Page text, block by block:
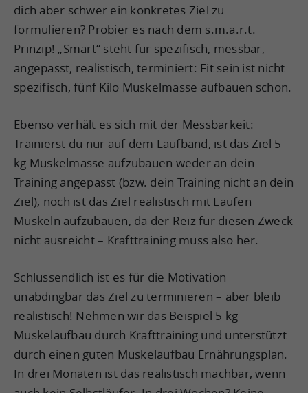
dich aber schwer ein konkretes Ziel zu
formulieren? Probier es nach dem s.m.a.r.t.
Prinzip! „Smart“ steht für spezifisch, messbar,
angepasst, realistisch, terminiert: Fit sein ist nicht
spezifisch, fünf Kilo Muskelmasse aufbauen schon.
Ebenso verhält es sich mit der Messbarkeit:
Trainierst du nur auf dem Laufband, ist das Ziel 5
kg Muskelmasse aufzubauen weder an dein
Training angepasst (bzw. dein Training nicht an dein
Ziel), noch ist das Ziel realistisch mit Laufen
Muskeln aufzubauen, da der Reiz für diesen Zweck
nicht ausreicht – Krafttraining muss also her.
Schlussendlich ist es für die Motivation
unabdingbar das Ziel zu terminieren – aber bleib
realistisch! Nehmen wir das Beispiel 5 kg
Muskelaufbau durch Krafttraining und unterstützt
durch einen guten Muskelaufbau Ernährungsplan.
In drei Monaten ist das realistisch machbar, wenn